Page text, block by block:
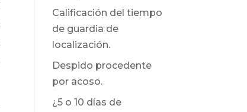
Calificación del tiempo
de guardia de
localización.
Despido procedente
por acoso.
¿5 o 10 días de